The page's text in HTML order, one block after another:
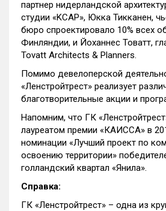
партнер нидерландской
студии «KCAP», Юкка Тикканен,
бюро спроектировало 10% всех
Финляндии, и Йоханнес Товатт,
Tovatt Architects & Planners.
Помимо девелоперской
«Ленстройтрест» реализует
благотворительные акции и
Напомним, что ГК
лауреатом премии «КАИССА» в
номинации «Лучший проект по
освоению территории»
голландский квартал «Янила».
Справка:
ГК «Ленстройтрест» – одна из